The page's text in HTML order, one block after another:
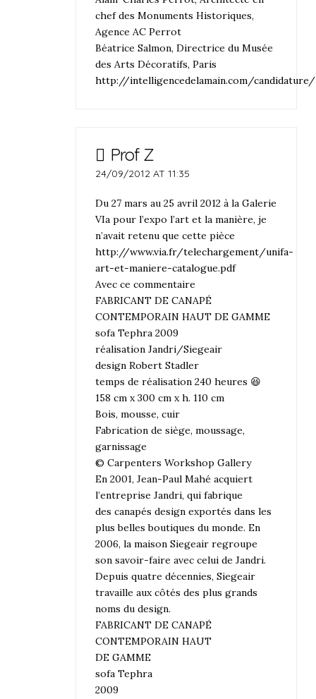
chef des Monuments Historiques,
Agence AC Perrot
Béatrice Salmon, Directrice du Musée
des Arts Décoratifs, Paris
http://intelligencedelamain.com/
Prof Z
24/09/2012 AT 11:35
Du 27 mars au 25 avril 2012 à la Galerie
VIa pour l’expo l’art et la manière, je
n’avait retenu que cette pièce
http://www.via.fr/telechargement/unifa-
art-et-maniere-catalogue.pdf
Avec ce commentaire
FABRICANT DE CANAPÉ
CONTEMPORAIN HAUT DE GAMME
sofa Tephra 2009
réalisation Jandri/Siegeair
design Robert Stadler
temps de réalisation 240 heures 😆
158 cm x 300 cm x h. 110 cm
Bois, mousse, cuir
Fabrication de siège, moussage,
garnissage
© Carpenters Workshop Gallery
En 2001, Jean-Paul Mahé acquiert
l’entreprise Jandri, qui fabrique
des canapés design exportés dans les
plus belles boutiques du monde. En
2006, la maison Siegeair regroupe
son savoir-faire avec celui de Jandri.
Depuis quatre décennies, Siegeair
travaille aux côtés des plus grands
noms du design.
FABRICANT DE CANAPÉ
CONTEMPORAIN HAUT
DE GAMME
sofa Tephra
2009